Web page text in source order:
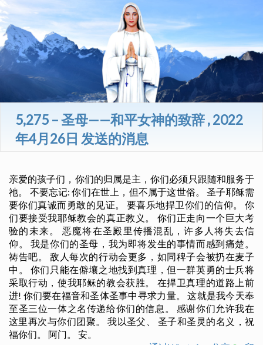
5,275 – 圣母——和平女神的致辞 , 2022
年4月26日 发送的消息
亲爱的孩子们，你们的归属是主，你们必须只跟随和服务于
祂。 不要忘记: 你们在世上，但不属于这世俗。 圣子耶稣需
要你们真诚而勇敢的见证。 要喜乐地捍卫你们的信仰。 你
们要接受我耶稣教会的真正教义。 你们正走向一个巨大考
验的未来。 恶魔将在圣殿里传播混乱，许多人将失去信
仰。 我是你们的圣母，我为即将发生的事情而感到痛楚。
祷告吧。 敌人每次的行动会更多，如同稗子会被扔在麦子
中。 你们只能在僻壤之地找到真理，但一群英勇的士兵将
采取行动，使我耶稣的教会获胜。 在捍卫真理的道路上前
进! 你们要在福音和圣体圣事中寻求力量。 这就是我今天奉
至圣三位一体之名传递给你们的信息。 感谢你们允许我在
这里再次与你们团聚。 我以圣父、 圣子和圣灵的名义，祝
福你们。 阿门。 安。